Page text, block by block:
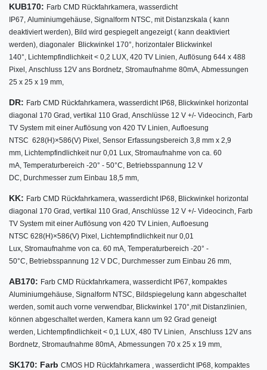
KUB170: Farb CMD Rückfahrkamera, wasserdicht
IP67, Aluminiumgehäuse, Signalform NTSC, mit Distanzskala ( kann
deaktiviert werden), Bild wird gespiegelt angezeigt ( kann deaktiviert
werden), diagonaler Blickwinkel 170°, horizontaler Blickwinkel
140°, Lichtempfindlichkeit < 0,2 LUX, 420 TV Linien, Auflösung 644 x 488
Pixel, Anschluss 12V ans Bordnetz, Stromaufnahme 80mA, Abmessungen
25 x 25 x 19 mm,
DR: Farb CMD Rückfahrkamera, wasserdicht IP68, Blickwinkel horizontal
diagonal 170 Grad, vertikal 110 Grad, Anschlüsse 12 V +/- Videocinch, Farb
TV System mit einer Auflösung von 420 TV Linien, Aufloesung
NTSC 628(H)×586(V) Pixel, Sensor Erfassungsbereich 3,8 mm x 2,9
mm, Lichtempfindlichkeit nur 0,01 Lux, Stromaufnahme von ca. 60
mA, Temperaturbereich -20° - 50°C, Betriebsspannung 12 V
DC, Durchmesser zum Einbau 18,5 mm,
KK: Farb CMD Rückfahrkamera, wasserdicht IP68, Blickwinkel horizontal
diagonal 170 Grad, vertikal 110 Grad, Anschlüsse 12 V +/- Videocinch, Farb
TV System mit einer Auflösung von 420 TV Linien, Aufloesung
NTSC 628(H)×586(V) Pixel, Lichtempfindlichkeit nur 0,01
Lux, Stromaufnahme von ca. 60 mA, Temperaturbereich -20° -
50°C, Betriebsspannung 12 V DC, Durchmesser zum Einbau 26 mm,
AB170: Farb CMD Rückfahrkamera, wasserdicht IP67, kompaktes
Aluminiumgehäuse, Signalform NTSC, Bildspiegelung kann abgeschaltet
werden, somit auch vorne verwendbar, Blickwinkel 170°,mit Distanzlinien,
können abgeschaltet werden, Kamera kann um 92 Grad geneigt
werden, Lichtempfindlichkeit < 0,1 LUX, 480 TV Linien, Anschluss 12V ans
Bordnetz, Stromaufnahme 80mA, Abmessungen 70 x 25 x 19 mm,
SK170: Farb CMOS HD Rückfahrkamera , wasserdicht IP68, kompaktes